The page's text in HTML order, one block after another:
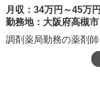
月収：34万円～45万円
勤務地：大阪府高槻市
調剤薬局勤務の薬剤師